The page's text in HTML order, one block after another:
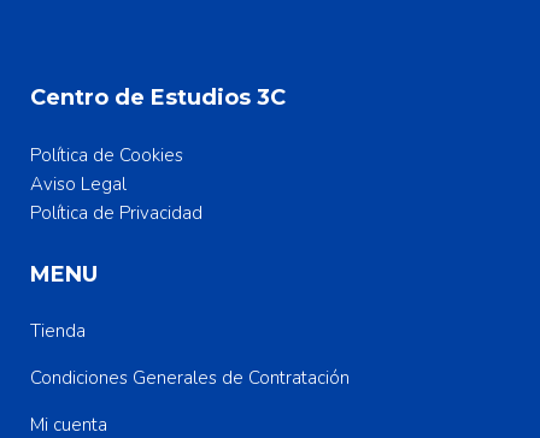
Centro de Estudios 3C
Política de Cookies
Aviso Legal
Política de Privacidad
MENU
Tienda
Condiciones Generales de Contratación
Mi cuenta